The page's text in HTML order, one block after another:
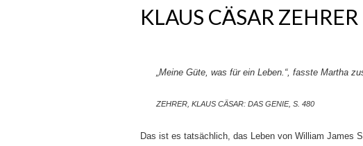
KLAUS CÄSAR
„Meine Güte, was für ein Leben.“, fasste Martha
ZEHRER, KLAUS CÄSAR: DAS GENIE, S. 480
Das ist es tatsächlich, das Leben von William James